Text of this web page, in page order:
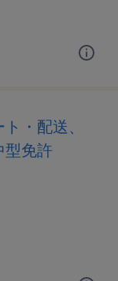
・配送、
型免許